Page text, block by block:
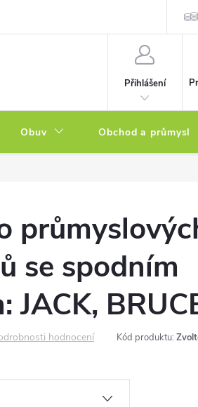
zboží Podmínky ochrany osobních údajů
Přihlášení
Obuv Obchod a průmysl
se spodním
JACK,
hodnocení Kód produktu: